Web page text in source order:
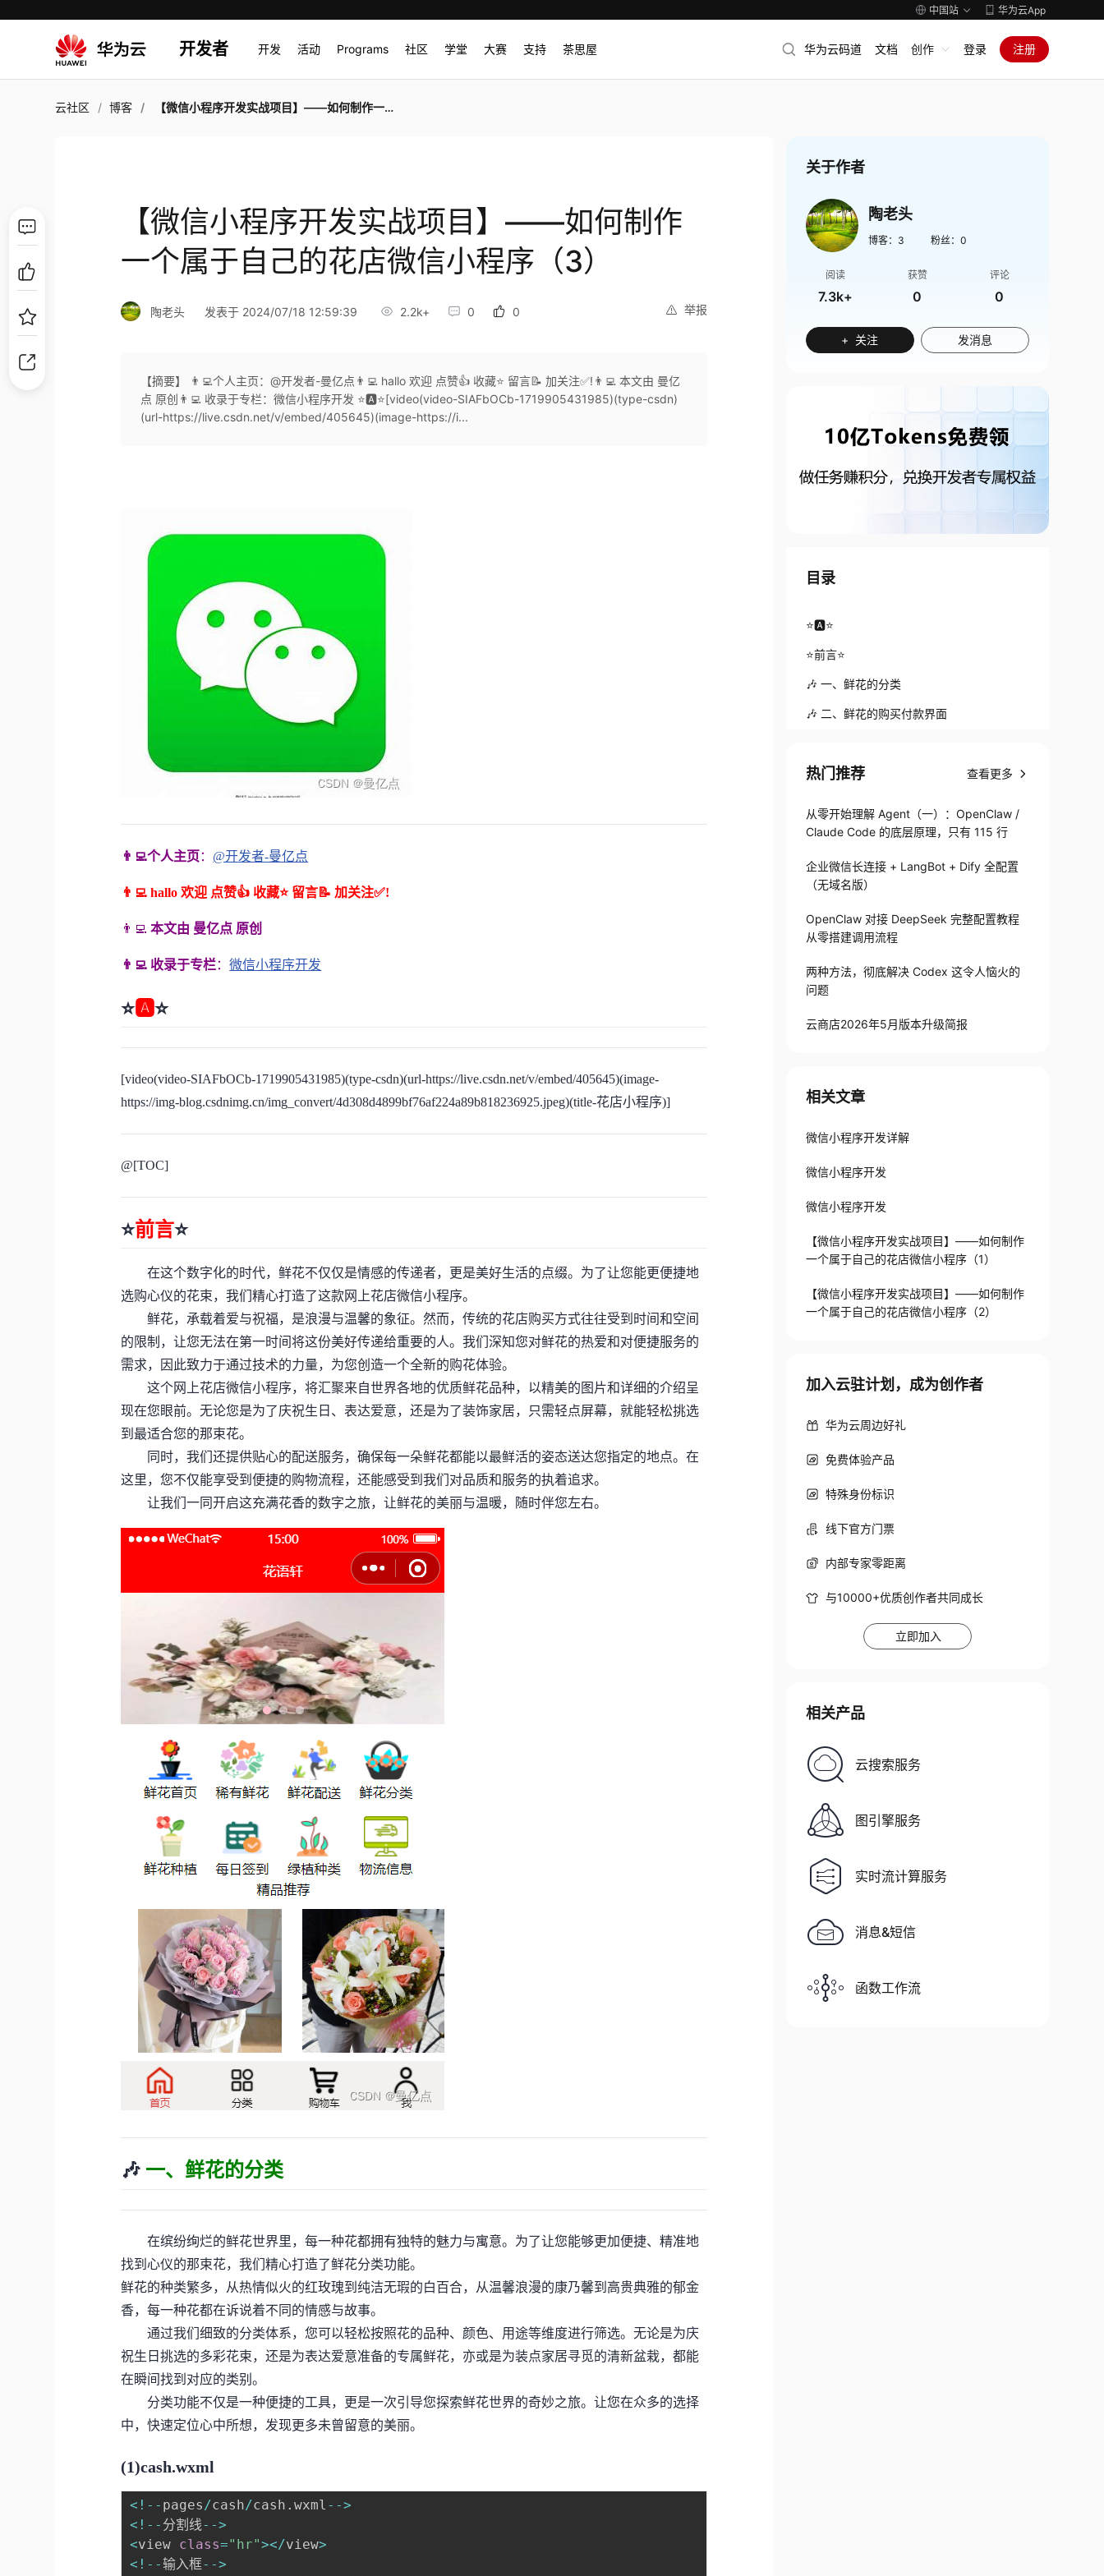
中国站 华为云App
开发者 开发 活动 Programs 社区 学堂 大赛 支持 茶思屋 华为云码道 文档 创作 登录 注册
云社区 博客 【微信小程序开发实战项目】——如何制作一个属于自己的花店微信小程序（3）
【微信小程序开发实战项目】——如何制作
一个属于自己的花店微信小程序（3）
举报
陶老头 发表于 2024/07/18 12:59:39 2.2k+ 0 0
【摘要】 👨‍💻个人主页：@开发者-曼亿点👨‍💻 hallo 欢迎 点赞👍 收藏⭐ 留言📝 加关注✅!👨‍💻 本文由 曼亿
点 原创👨‍💻 收录于专栏：微信小程序开发 ⭐🅰⭐[video(video-SIAFbOCb-1719905431985)(type-csdn)
(url-https://live.csdn.net/v/embed/405645)(image-https://i...
👨‍💻个人主页 ： @开发者-曼亿点
👨‍💻 hallo 欢迎 点赞👍 收藏⭐ 留言📝 加关注✅!
👨‍💻本文由 曼亿点 原创
👨‍💻 收录于专栏：微信小程序开发
⭐🅰⭐
[video(video-SIAFbOCb-1719905431985)(type-csdn)(url-https://live.csdn.net/v/embed/405645)(image-
https://img-blog.csdnimg.cn/img_convert/4d308d4899bf76af224a89b818236925.jpeg)(title-花店小程序)]
@[TOC]
⭐前言⭐
在这个数字化的时代，鲜花不仅仅是情感的传递者，更是美好生活的点缀。为了让您能更便捷地
选购心仪的花束，我们精心打造了这款网上花店微信小程序。
鲜花，承载着爱与祝福，是浪漫与温馨的象征。然而，传统的花店购买方式往往受到时间和空间
的限制，让您无法在第一时间将这份美好传递给重要的人。我们深知您对鲜花的热爱和对便捷服务的
需求，因此致力于通过技术的力量，为您创造一个全新的购花体验。
这个网上花店微信小程序，将汇聚来自世界各地的优质鲜花品种，以精美的图片和详细的介绍呈
现在您眼前。无论您是为了庆祝生日、表达爱意，还是为了装饰家居，只需轻点屏幕，就能轻松挑选
到最适合您的那束花。
同时，我们还提供贴心的配送服务，确保每一朵鲜花都能以最鲜活的姿态送达您指定的地点。在
这里，您不仅能享受到便捷的购物流程，还能感受到我们对品质和服务的执着追求。
让我们一同开启这充满花香的数字之旅，让鲜花的美丽与温暖，随时伴您左右。
🎶 一、鲜花的分类
在缤纷绚烂的鲜花世界里，每一种花都拥有独特的魅力与寓意。为了让您能够更加便捷、精准地
找到心仪的那束花，我们精心打造了鲜花分类功能。
鲜花的种类繁多，从热情似火的红玫瑰到纯洁无瑕的白百合，从温馨浪漫的康乃馨到高贵典雅的郁金
香，每一种花都在诉说着不同的情感与故事。
通过我们细致的分类体系，您可以轻松按照花的品种、颜色、用途等维度进行筛选。无论是为庆
祝生日挑选的多彩花束，还是为表达爱意准备的专属鲜花，亦或是为装点家居寻觅的清新盆栽，都能
在瞬间找到对应的类别。
分类功能不仅是一种便捷的工具，更是一次引导您探索鲜花世界的奇妙之旅。让您在众多的选择
中，快速定位心中所想，发现更多未曾留意的美丽。
(1)cash.wxml
< ! -- pages /cash/cash .wxml -->
< ! -- 分割线-->
<view class="hr"></view>
< ! --输入框-->
关于作者
陶老头
博客： 3 粉丝： 0
阅读
7.3k+
获赞
0
评论
0
+ 关注 发消息
目录
⭐🅰⭐
⭐前言⭐
🎶 一、鲜花的分类
🎶 二、鲜花的购买付款界面
热门推荐 查看更多
从零开始理解 Agent（一）：OpenClaw /
Claude Code 的底层原理，只有 115 行
企业微信长连接 + LangBot + Dify 全配置
（无域名版）
OpenClaw 对接 DeepSeek 完整配置教程
从零搭建调用流程
两种方法，彻底解决 Codex 这令人恼火的
问题
云商店2026年5月版本升级简报
相关文章
微信小程序开发详解
微信小程序开发
微信小程序开发
【微信小程序开发实战项目】——如何制作
一个属于自己的花店微信小程序（1）
【微信小程序开发实战项目】——如何制作
一个属于自己的花店微信小程序（2）
加入云驻计划，成为创作者
华为云周边好礼
免费体验产品
特殊身份标识
线下官方门票
内部专家零距离
与10000+优质创作者共同成长
立即加入
相关产品
云搜索服务
图引擎服务
实时流计算服务
消息&短信
函数工作流